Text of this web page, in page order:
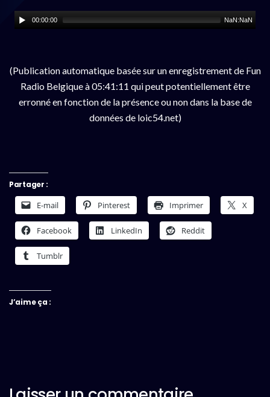
00:00:00 NaN:NaN
(Publication automatique basée sur un enregistrement de Fun
Radio Belgique à 05:41:11 qui peut potentiellement être
erronné en fonction de la présence ou non dans la base de
données de loic54.net)
Partager :
E-mail Pinterest Imprimer X
Facebook LinkedIn Reddit
Tumblr
J’aime ça :